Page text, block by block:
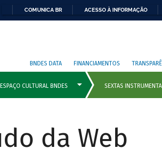
COMUNICA BR ACESSO À INFORMAÇÃO
BNDES DATA FINANCIAMENTOS
da Web